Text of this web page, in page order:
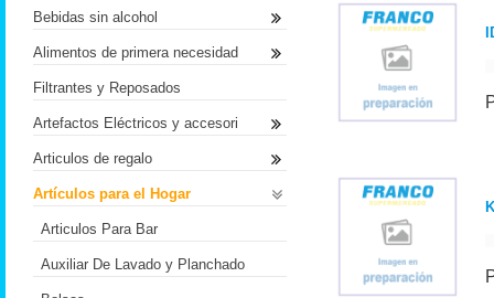
Bebidas sin alcohol
Alimentos de primera necesidad
Filtrantes y Reposados
Artefactos Eléctricos y accesori
Articulos de regalo
Artículos para el Hogar
Articulos Para Bar
Auxiliar De Lavado y Planchado